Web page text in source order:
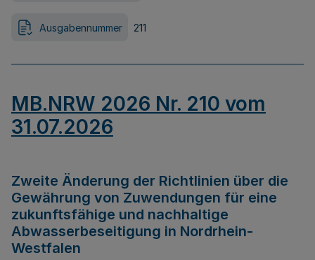
Ausgabennummer 211
MB.NRW 2026 Nr. 210 vom
31.07.2026
Zweite Änderung der Richtlinien über die
Gewährung von Zuwendungen für eine
zukunftsfähige und nachhaltige
Abwasserbeseitigung in Nordrhein-
Westfalen